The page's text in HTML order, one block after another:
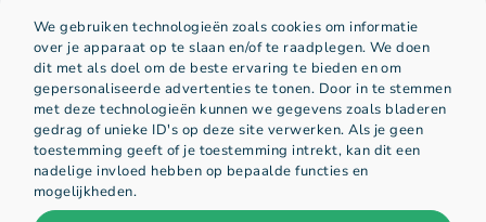
We gebruiken technologieën zoals cookies om informatie
over je apparaat op te slaan en/of te raadplegen. We doen
dit met als doel om de beste ervaring te bieden en om
gepersonaliseerde advertenties te tonen. Door in te stemmen
met deze technologieën kunnen we gegevens zoals bladeren
gedrag of unieke ID's op deze site verwerken. Als je geen
toestemming geeft of je toestemming intrekt, kan dit een
nadelige invloed hebben op bepaalde functies en
mogelijkheden.
Platform
home
voorbeelden
Organisatie
over ons
hihaho team